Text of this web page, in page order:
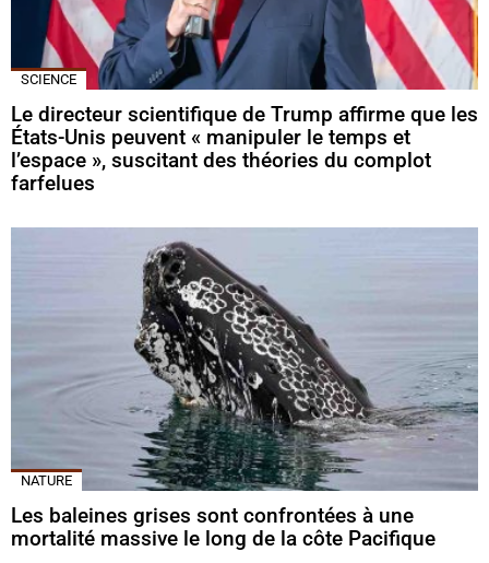
SCIENCE
Le directeur scientifique de Trump affirme que les
États-Unis peuvent « manipuler le temps et
l’espace », suscitant des théories du complot
farfelues
NATURE
Les baleines grises sont confrontées à une
mortalité massive le long de la côte Pacifique